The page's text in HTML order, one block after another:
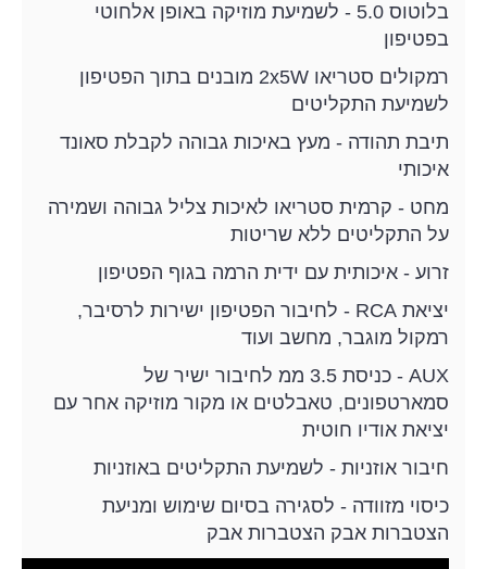
בלוטוס 5.0 - לשמיעת מוזיקה באופן אלחוטי
בפטיפון
רמקולים סטריאו 2x5W מובנים בתוך הפטיפון
לשמיעת התקליטים
תיבת תהודה - מעץ באיכות גבוהה לקבלת סאונד
איכותי
מחט - קרמית סטריאו לאיכות צליל גבוהה ושמירה
על התקליטים ללא שריטות
זרוע - איכותית עם ידית הרמה בגוף הפטיפון
יציאת RCA - לחיבור הפטיפון ישירות לרסיבר,
רמקול מוגבר, מחשב ועוד
AUX - כניסת 3.5 ממ לחיבור ישיר של
סמארטפונים, טאבלטים או מקור מוזיקה אחר עם
יציאת אודיו חוטית
חיבור אוזניות - לשמיעת התקליטים באוזניות
כיסוי מזוודה - לסגירה בסיום שימוש ומניעת
הצטברות אבק הצטברות אבק